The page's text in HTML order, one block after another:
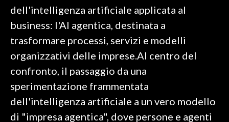
TENNIS
ALTRI SPORT
CULTURA
GOSSIP
dell'intelligenza artificiale applicata al
business: l'AI agentica, destinata a
trasformare processi, servizi e modelli
organizzativi delle imprese.Al centro del
confronto, il passaggio da una
sperimentazione frammentata
dell'intelligenza artificiale a un vero modello
di "impresa agentica", dove persone e agenti